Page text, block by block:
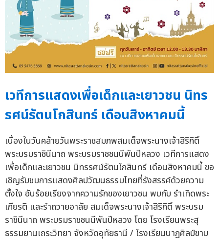
เวทีการแสดงเพื่อเด็กและเยาวชน นิทร
รศน์รัตนโกสินทร์ เดือนสิงหาคมนี้
เนื่องในวันคล้ายวันพระราชสมภพสมเด็จพระนางเจ้าสิริกิติ์
พระบรมราชินีนาถ พระบรมราชชนนีพันปีหลวง เวทีการแสดง
เพื่อเด็กและเยาวชน นิทรรศน์รัตนโกสินทร์ เดือนสิงหาคมนี้ ขอ
เชิญรับชมการแสดงศิลปวัฒนธรรมไทยที่รังสรรค์ด้วยความ
ตั้งใจ อันร้อยเรียงจากความรักของเยาวชน พบกับ รำเทิดพระ
เกียรติ และรำถวายอาลัย สมเด็จพระนางเจ้าสิริกิติ์ พระบรม
ราชินีนาถ พระบรมราชชนนีพันปีหลวง โดย โรงเรียนพระสุ
ธรรมยานเถระวิทยา จังหวัดอุทัยธานี / โรงเรียนนาฏศิลป์ขาบ